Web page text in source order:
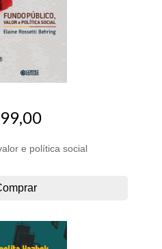
e política social